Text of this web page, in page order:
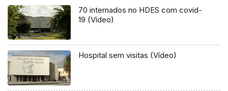
70 internados no HDES com covid-
19 (Vídeo)
Hospital sem visitas (Vídeo)